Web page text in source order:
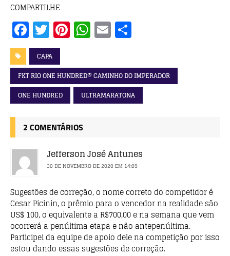
COMPARTILHE
F
a
c
e
b
o
o
k
T
w
it
te
r
Pi
n
te
r
e
st
W
h
at
s
A
p
E
m
ai
l
a
r
e
CAPA
FKT RIO ONE HUNDRED® CAMINHO DO IMPERADOR
ONE HUNDRED
ULTRAMARATONA
2 COMENTÁRIOS
Jefferson José Antunes
30 DE NOVEMBRO DE 2020 EM 14:09
Sugestões de correção, o nome correto do competidor é
Cesar Picinin, o prêmio para o vencedor na realidade são
US$ 100, o equivalente a R$700,00 e na semana que vem
ocorrerá a penúltima etapa e não antepenúltima.
Participei da equipe de apoio dele na competição por isso
estou dando essas sugestões de correção.